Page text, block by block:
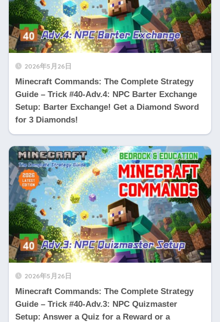
2026年5月26日
Minecraft Commands: The Complete Strategy
Guide – Trick #40-Adv.4: NPC Barter Exchange
Setup: Barter Exchange! Get a Diamond Sword
for 3 Diamonds!
2026年5月26日
Minecraft Commands: The Complete Strategy
Guide – Trick #40-Adv.3: NPC Quizmaster
Setup: Answer a Quiz for a Reward or a